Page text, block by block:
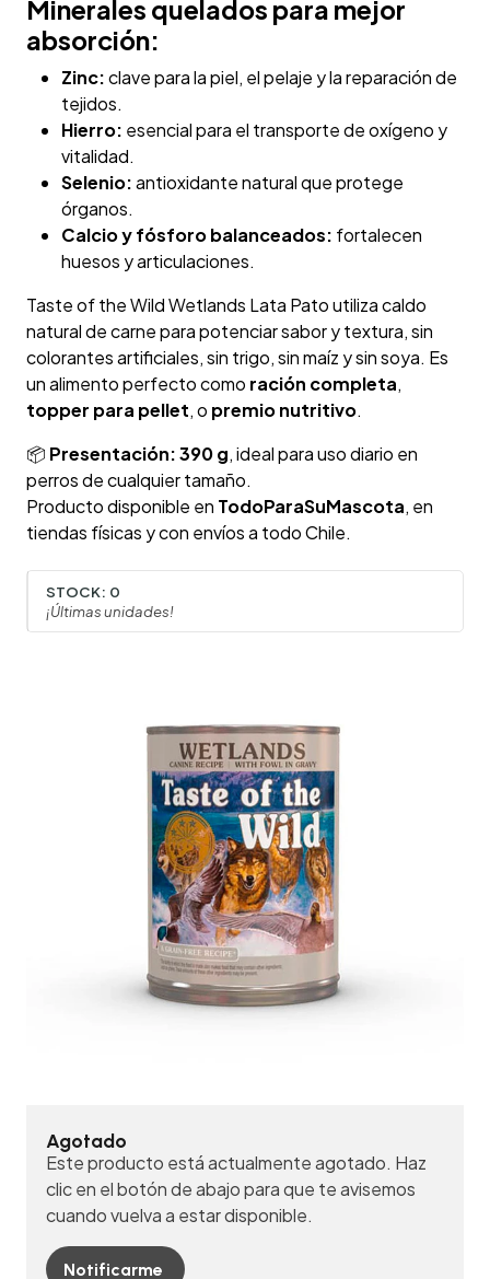
Minerales quelados para mejor
absorción:
Zinc:clave para la piel, el pelaje y la reparación de
tejidos.
Hierro: esencial para el transporte de oxígeno y
vitalidad.
Selenio:antioxidante natural que protege
órganos.
Calcio y fósforo balanceados: fortalecen
huesos y articulaciones.
Taste of the Wild Wetlands Lata Pato utiliza caldo
natural de carne para potenciar sabor y textura, sin
colorantes artificiales, sin trigo, sin maíz y sin soya. Es
un alimento perfecto como ración completa,
topper para pellet, o premio nutritivo.
📦 Presentación: 390 g, ideal para uso diario en
perros de cualquier tamaño.
Producto disponible en TodoParaSuMascota, en
tiendas físicas y con envíos a todo Chile.
STOCK: 0
¡Últimas unidades!
Agotado
Este producto está actualmente agotado. Haz
clic en el botón de abajo para que te avisemos
cuando vuelva a estar disponible.
Notificarme